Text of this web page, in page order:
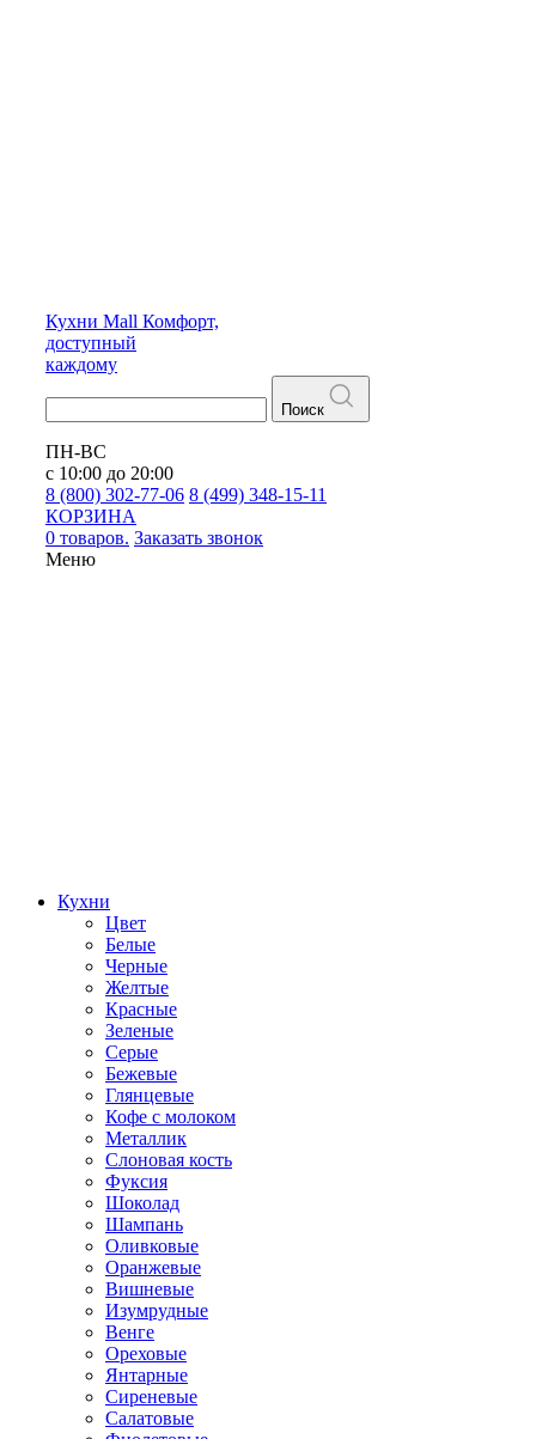
Кухни Mall Комфорт,
доступный
каждому
Поиск
ПН-ВС
с 10:00 до 20:00
8 (800) 302-77-06 8 (499) 348-15-11
КОРЗИНА
0 товаров. Заказать звонок
Меню
Кухни
Цвет
Белые
Черные
Желтые
Красные
Зеленые
Серые
Бежевые
Глянцевые
Кофе с молоком
Металлик
Слоновая кость
Фуксия
Шоколад
Шампань
Оливковые
Оранжевые
Вишневые
Изумрудные
Венге
Ореховые
Янтарные
Сиреневые
Салатовые